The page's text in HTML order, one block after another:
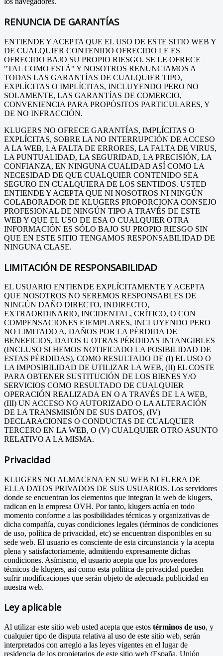
RENUNCIA DE GARANTÍAS
ENTIENDE Y ACEPTA QUE EL USO DE ESTE SITIO WEB Y
DE CUALQUIER CONTENIDO OFRECIDO LE ES
OFRECIDO BAJO SU PROPIO RIESGO. SE LE OFRECE
"TAL COMO ESTÁ" Y NOSOTROS RENUNCIAMOS A
TODAS LAS GARANTÍAS DE CUALQUIER TIPO,
EXPLÍCITAS O IMPLÍCITAS, INCLUYENDO PERO NO
SOLAMENTE, LAS GARANTÍAS DE COMERCIO,
CONVENIENCIA PARA PROPÓSITOS PARTICULARES, Y
DE NO INFRACCIÓN.
KLUGERS NO OFRECE GARANTÍAS, IMPLÍCITAS O
EXPLÍCITAS, SOBRE LA NO INTERRUPCIÓN DE ACCESO
A LA WEB, LA FALTA DE ERRORES, LA FALTA DE VIRUS,
LA PUNTUALIDAD, LA SEGURIDAD, LA PRECISIÓN, LA
CONFIANZA, EN NINGUNA CUALIDAD ASÍ COMO LA
NECESIDAD DE QUE CUALQUIER CONTENIDO SEA
SEGURO EN CUALQUIERA DE LOS SENTIDOS. USTED
ENTIENDE Y ACEPTA QUE NI NOSOTROS NI NINGÚN
COLABORADOR DE KLUGERS PROPORCIONA CONSEJO
PROFESIONAL DE NINGÚN TIPO A TRAVÉS DE ESTE
WEB Y QUE EL USO DE ESA O CUALQUIER OTRA
INFORMACIÓN ES SÓLO BAJO SU PROPIO RIESGO SIN
QUE EN ESTE SITIO TENGAMOS RESPONSABILIDAD DE
NINGUNA CLASE.
LIMITACIÓN DE RESPONSABILIDAD
EL USUARIO ENTIENDE EXPLÍCITAMENTE Y ACEPTA
QUE NOSOTROS NO SEREMOS RESPONSABLES DE
NINGÚN DAÑO DIRECTO, INDIRECTO,
EXTRAORDINARIO, INCIDENTAL, CRÍTICO, O CON
COMPENSACIONES EJEMPLARES, INCLUYENDO PERO
NO LIMITADO A, DAÑOS POR LA PÉRDIDA DE
BENEFICIOS, DATOS U OTRAS PÉRDIDAS INTANGIBLES
(INCLUSO SI HEMOS NOTIFICADO LA POSIBILIDAD DE
ESTAS PÉRDIDAS), COMO RESULTADO DE (I) EL USO O
LA IMPOSIBILIDAD DE UTILIZAR LA WEB, (II) EL COSTE
PARA OBTENER SUSTITUCIÓN DE LOS BIENES Y/O
SERVICIOS COMO RESULTADO DE CUALQUIER
OPERACIÓN REALIZADA EN O A TRAVÉS DE LA WEB,
(III) UN ACCESO NO AUTORIZADO O LA ALTERACIÓN
DE LA TRANSMISIÓN DE SUS DATOS, (IV)
DECLARACIONES O CONDUCTAS DE CUALQUIER
TERCERO EN LA WEB, O (V) CUALQUIER OTRO ASUNTO
RELATIVO A LA MISMA.
Privacidad
KLUGERS NO ALMACENA EN SU WEB NI FUERA DE
ELLA DATOS PRIVADOS DE SUS USUARIOS. Los servidores
donde se encuentran los elementos que integran la web de klugers,
radican en la empresa OVH. Por tanto, klugers actúa en todo
momento conforme a las posibilidades técnicas y organizativas de
dicha compañía, cuyas condiciones legales (términos de condiciones
de uso, política de privacidad, etc) se encuentran disponibles en su
sede web. El usuario es consciente de esta circunstancia y la acepta
plena y satisfactoriamente, admitiendo expresamente dichas
condiciones. Asímismo, el usuario acepta que los proveedores
técnicos de klugers, así como esta política de privacidad pueden
sufrir modificaciones que serán objeto de adecuada publicidad en
nuestra web.
Ley aplicable
Al utilizar este sitio web usted acepta que estos términos de uso, y
cualquier tipo de disputa relativa al uso de este sitio web, serán
interpretados con arreglo a las leyes vigentes en el lugar de
residencia de los propietarios de este sitio web (España, Unión